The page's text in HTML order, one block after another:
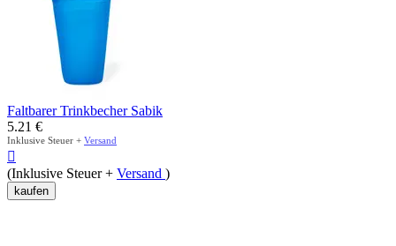
Faltbarer Trinkbecher Sabik
5.21 €
Inklusive Steuer + Versand

(Inklusive Steuer + Versand )
kaufen